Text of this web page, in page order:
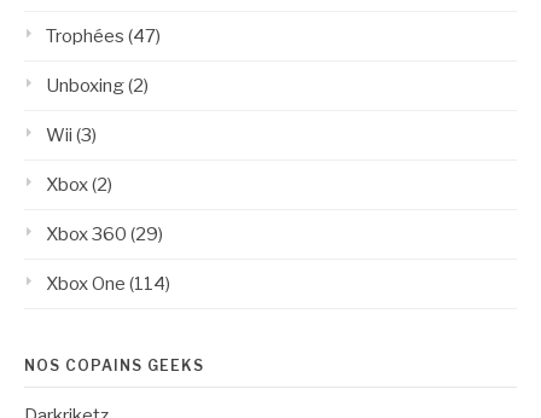
Trophées (47)
Unboxing(2)
Wii (3)
Xbox(2)
Xbox 360 (29)
Xbox One (114)
NOS COPAINS GEEKS